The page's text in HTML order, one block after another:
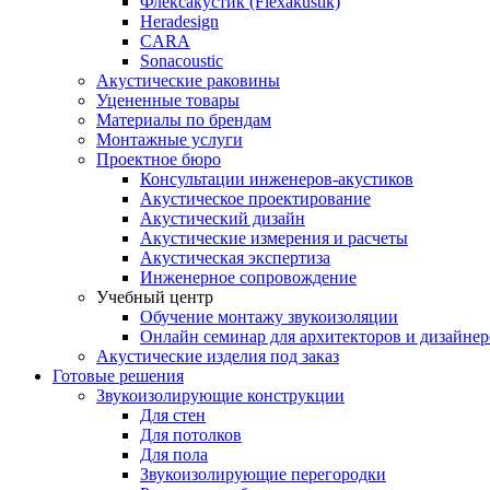
Heradesign
CARA
Sonacoustic
Акустические раковины
Уцененные товары
Материалы по брендам
Монтажные услуги
Проектное бюро
Консультации инженеров-акустиков
Акустическое проектирование
Акустический дизайн
Акустические измерения и расчеты
Акустическая экспертиза
Инженерное сопровождение
Учебный центр
Обучение монтажу звукоизоляции
Онлайн семинар для архитекторов и
Акустические изделия под заказ
Готовые решения
Звукоизолирующие конструкции
Для стен
Для потолков
Для пола
Звукоизолирующие перегородки